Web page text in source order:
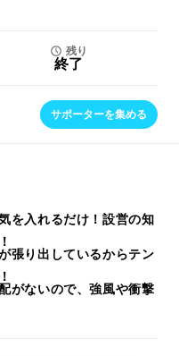
残り
終了
サポーターを集める
を入れるだけ！設営の知
張り出しているからテン
がないので、強風や衝撃